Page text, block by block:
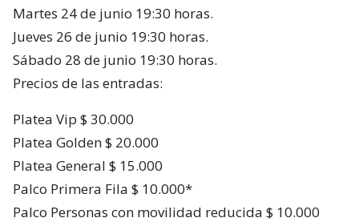
Martes 24 de junio 19:30 horas.
Jueves 26 de junio 19:30 horas.
Sábado 28 de junio 19:30 horas.
Precios de las entradas:
Platea Vip $ 30.000
Platea Golden $ 20.000
Platea General $ 15.000
Palco Primera Fila $ 10.000*
Palco Personas con movilidad reducida $ 10.000